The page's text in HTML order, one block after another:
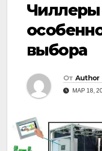
выбора
От Author
МАР 18,